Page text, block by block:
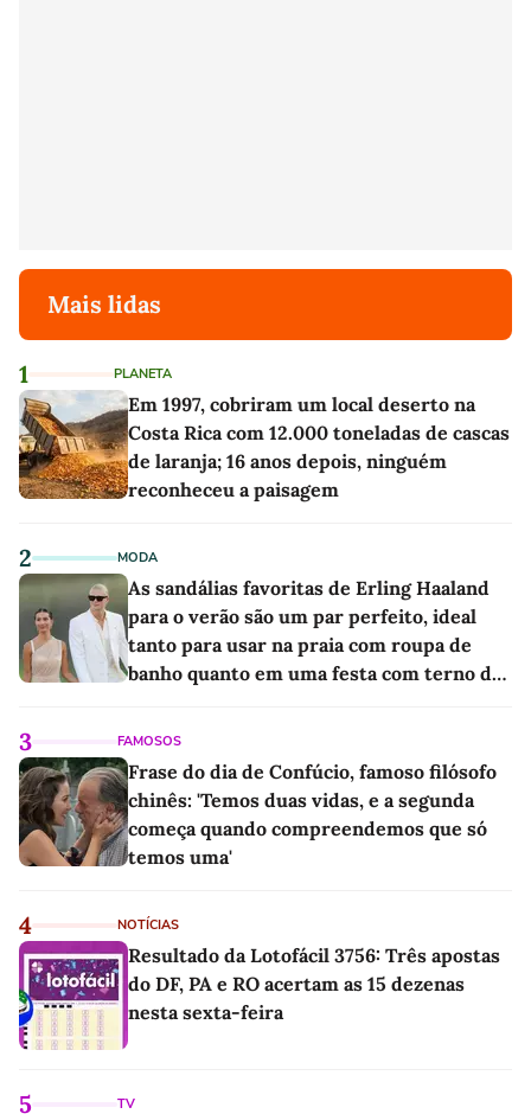
Mais lidas
1 PLANETA
Em 1997, cobriram um local deserto na
Costa Rica com 12.000 toneladas de cascas
de laranja; 16 anos depois, ninguém
reconheceu a paisagem
2 MODA
As sandálias favoritas de Erling Haaland
para o verão são um par perfeito, ideal
tanto para usar na praia com roupa de
banho quanto em uma festa com terno de
3 FAMOSOS
Frase do dia de Confúcio, famoso filósofo
chinês: 'Temos duas vidas, e a segunda
começa quando compreendemos que só
temos uma'
4 NOTÍCIAS
Resultado da Lotofácil 3756: Três apostas
do DF, PA e RO acertam as 15 dezenas
nesta sexta-feira
5 TV